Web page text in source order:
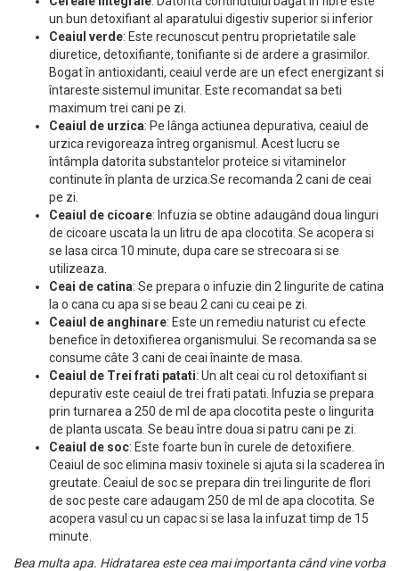
un bun detoxifiant al aparatului digestiv superior si inferior
Ceaiul verde: Este recunoscut pentru proprietatile sale
diuretice, detoxifiante, tonifiante si de ardere a grasimilor.
Bogat în antioxidanti, ceaiul verde are un efect energizant si
întareste sistemul imunitar. Este recomandat sa beti
maximum trei cani pe zi.
Ceaiul de urzica: Pe lânga actiunea depurativa, ceaiul de
urzica revigoreaza întreg organismul. Acest lucru se
întâmpla datorita substantelor proteice si vitaminelor
continute în planta de urzica.Se recomanda 2 cani de ceai
pe zi.
Ceaiul de cicoare: Infuzia se obtine adaugând doua linguri
de cicoare uscata la un litru de apa clocotita. Se acopera si
se lasa circa 10 minute, dupa care se strecoara si se
utilizeaza.
Ceai de catina: Se prepara o infuzie din 2 lingurite de catina
la o cana cu apa si se beau 2 cani cu ceai pe zi.
Ceaiul de anghinare: Este un remediu naturist cu efecte
benefice în detoxifierea organismului. Se recomanda sa se
consume câte 3 cani de ceai înainte de masa.
Ceaiul de Trei frati patati: Un alt ceai cu rol detoxifiant si
depurativ este ceaiul de trei frati patati. Infuzia se prepara
prin turnarea a 250 de ml de apa clocotita peste o lingurita
de planta uscata. Se beau între doua si patru cani pe zi.
Ceaiul de soc: Este foarte bun în curele de detoxifiere.
Ceaiul de soc elimina masiv toxinele si ajuta si la scaderea în
greutate. Ceaiul de soc se prepara din trei lingurite de flori
de soc peste care adaugam 250 de ml de apa clocotita. Se
acopera vasul cu un capac si se lasa la infuzat timp de 15
minute.
Bea multa apa. Hidratarea este cea mai importanta când vine vorba